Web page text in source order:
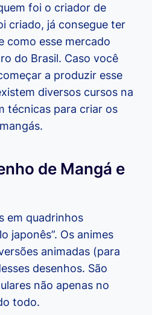
foi o criador de
criado, já consegue ter
como esse mercado
do Brasil. Caso você
a produzir esse
diversos cursos na
técnicas para criar os
de Mangá e
em quadrinhos
japonês”. Os animes
animadas (para
desenhos. São
não apenas no
todo.